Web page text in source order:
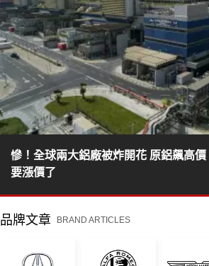
慘！全球兩大鋁廠被炸開花 原鋁飆高
要漲價了
品牌文章 BRAND ARTICLES